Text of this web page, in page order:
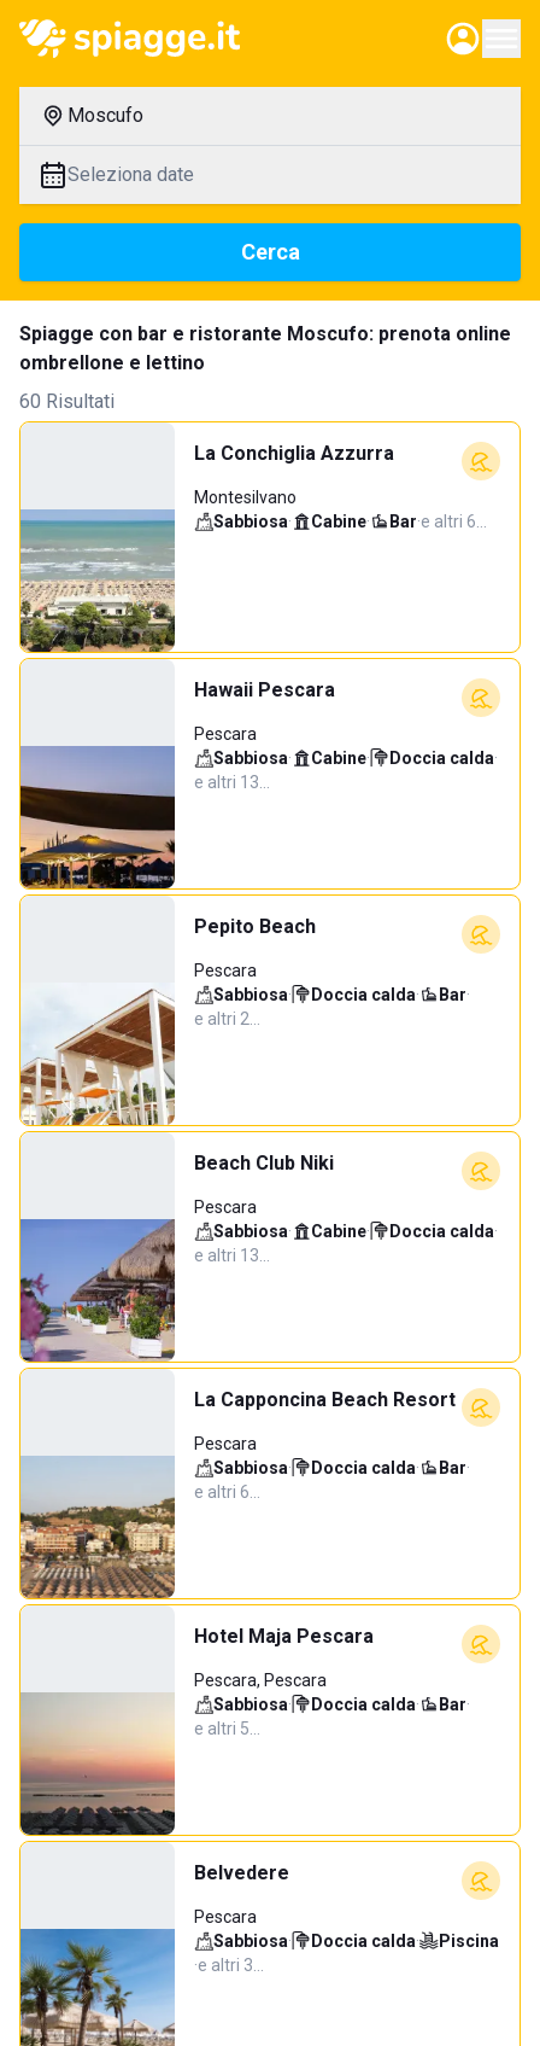
Moscufo
Seleziona date
Cerca
Spiagge con bar e ristorante Moscufo: prenota online
ombrellone e lettino
60 Risultati
La Conchiglia Azzurra
Montesilvano
Sabbiosa· Cabine· Bar·e altri 6…
Hawaii Pescara
Pescara
Sabbiosa· Cabine· Doccia calda·
e altri 13…
Pepito Beach
Pescara
Sabbiosa· Doccia calda· Bar·
e altri 2…
Beach Club Niki
Pescara
Sabbiosa· Cabine· Doccia calda·
e altri 13…
La Capponcina Beach Resort
Pescara
Sabbiosa· Doccia calda· Bar·
e altri 6…
Hotel Maja Pescara
Pescara, Pescara
Sabbiosa· Doccia calda· Bar·
e altri 5…
Belvedere
Pescara
Sabbiosa· Doccia calda·
Piscina
·e altri 3…